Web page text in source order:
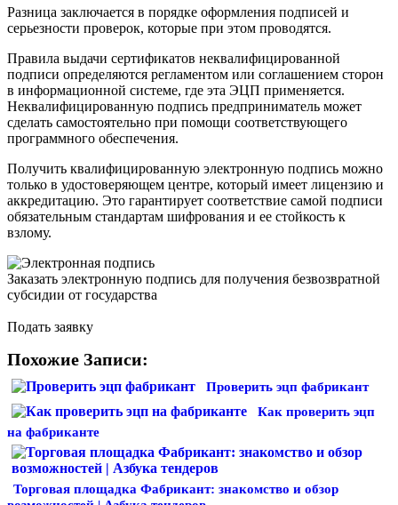
Разница заключается в порядке оформления подписей и
серьезности проверок, которые при этом проводятся.
Правила выдачи сертификатов неквалифицированной
подписи определяются регламентом или соглашением сторон
в информационной системе, где эта ЭЦП применяется.
Неквалифицированную подпись предприниматель может
сделать самостоятельно при помощи соответствующего
программного обеспечения.
Получить квалифицированную электронную подпись можно
только в удостоверяющем центре, который имеет лицензию и
аккредитацию. Это гарантирует соответствие самой подписи
обязательным стандартам шифрования и ее стойкость к
взлому.
Заказать электронную подпись для получения безвозвратной
субсидии от государства
Подать заявку
Похожие Записи:
Проверить эцп фабрикант
Как проверить эцп
на фабриканте
Торговая площадка Фабрикант: знакомство и обзор